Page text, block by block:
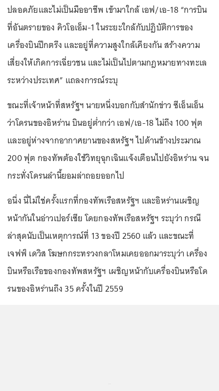
ปลอดภัยและไม่เป็นมืออาชีพ เข้ามาใกล้ เอฟ/เอ-18 “การบิน
ที่อันตรายของ คิวโอเอ็ม-1 ในระยะใกล้กับปฏิบัติการของ
เครื่องบินปีกตรึง และอยู่ที่ความสูงใกล้เคียงกัน สร้างความ
เสี่ยงให้เกิดการเฉี่ยวชน และไม่เป็นไปตามกฎหมายทางทะเล
ระหว่างประเทศ” แถลงการณ์ระบุ
ขณะที่เจ้าหน้าที่สหรัฐฯ นายหนึ่งบอกกับสำนักข่าว ซีเอ็นเอ็น
ว่าโดรนของอิหร่าน บินอยู่ต่ำกว่า เอฟ/เอ-18 ไม่ถึง 100 ฟุต
และอยู่ห่างจากอากาศยานของสหรัฐฯ​ ไปด้านข้างประมาณ
200 ฟุต กองทัพต้องใช้วิทยุฉุกเฉินแจ้งเตือนไปยังอิหร่าน จน
กระทั่งโดรนลำนี้ยอมล่าถอยออกไป
อนึ่ง นี่ไม่ใช่ครั้งแรกที่กองทัพเรือสหรัฐฯ และอิหร่านเผชิญ
หน้ากันในอ่าวเปอร์เซีย โดยกองทัพเรือสหรัฐฯ ระบุว่า กรณี
ล่าสุดนับเป็นเหตุการณ์ที่ 13 ของปี 2560 แล้ว และขณะที่
เจฟฟ์ เดวิส โฆษกกระทรวงกลาโหมเคยออกมาระบุว่า เครื่อง
บินหรือเรือของกองทัพสหรัฐฯ เผชิญหน้ากับเครื่องบินหรือโด
รนของอิหร่านถึง 35 ครั้งในปี 2559